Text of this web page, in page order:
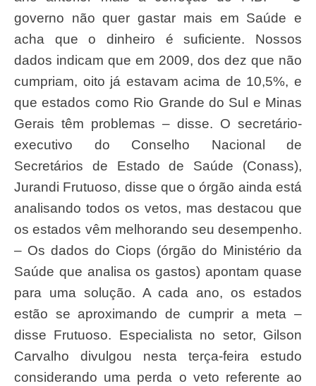
governo não quer gastar mais em Saúde e
acha que o dinheiro é suficiente. Nossos
dados indicam que em 2009, dos dez que não
cumpriam, oito já estavam acima de 10,5%, e
que estados como Rio Grande do Sul e Minas
Gerais têm problemas – disse. O secretário-
executivo do Conselho Nacional de
Secretários de Estado de Saúde (Conass),
Jurandi Frutuoso, disse que o órgão ainda está
analisando todos os vetos, mas destacou que
os estados vêm melhorando seu desempenho.
– Os dados do Ciops (órgão do Ministério da
Saúde que analisa os gastos) apontam quase
para uma solução. A cada ano, os estados
estão se aproximando de cumprir a meta –
disse Frutuoso. Especialista no setor, Gilson
Carvalho divulgou nesta terça-feira estudo
considerando uma perda o veto referente ao